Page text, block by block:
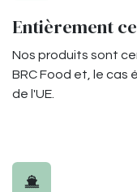
Entièrement
Nos produits sont
BRC Food et, le cas
de l'UE.